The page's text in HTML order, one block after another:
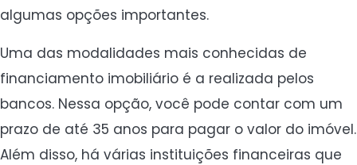
algumas opções importantes.
Uma das modalidades mais conhecidas de
financiamento imobiliário é a realizada pelos
bancos. Nessa opção, você pode contar com um
prazo de até 35 anos para pagar o valor do imóvel.
Além disso, há várias instituições financeiras que